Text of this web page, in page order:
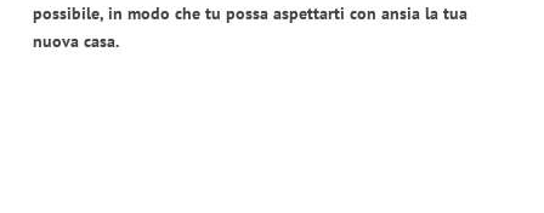
possibile, in modo che tu possa aspettarti con ansia la tua
nuova casa.